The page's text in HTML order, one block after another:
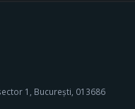
1, București, 013686